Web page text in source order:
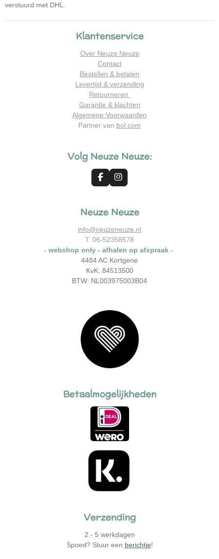
verstuurd met DHL.
Klantenservice
Over Neuze Neuze
Contact
Bestellen & betalen
Levertijd & verzending
Retourneren
Garantie & klachten
Algemene Voorwaarden
Partner van bol.com
Volg Neuze Neuze:
F
a
b
o
k
I
n
a
r
a
m
Neuze Neuze
info@neuzeneuze.nl
T. 06-52358578
- webshop only - afhalen op afspraak -
4484 AC Kortgene
KvK: 84513500
BTW: NL003975003B04
Betaalmogelijkheden
Verzending
2 - 5 werkdagen
Spoed? Stuur een berichtje!